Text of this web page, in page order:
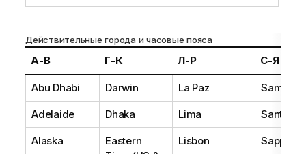
Действительные города и часовые пояса
А-В Г-К Л-Р С-Я
Abu Dhabi Darwin La Paz Samoa
Adelaide Dhaka Lima Santiago
Alaska
Eastern
Lisbon Sapporo